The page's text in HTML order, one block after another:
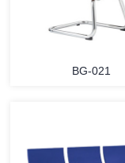
BG-021